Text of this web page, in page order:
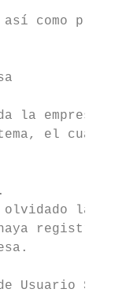
como
la empresa
el cual
olvidado la
haya
Usuario